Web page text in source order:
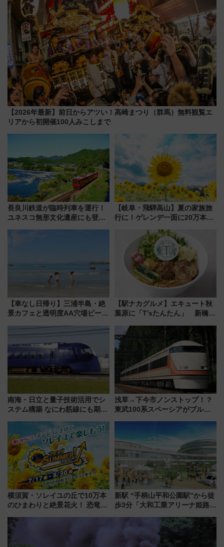
【2026年最新】前日からアツい！高崎まつり（群馬）無料観覧エ
リアから初開催100人みこしまで
長良川鉄道が臨時列車を運行！
ユネスコ無形文化遺産にも登録
に 乗車には予約が必要
【岐阜・飛騨高山】夏の家族旅
行に！ゲレンデ一面に20万本の
アひまわり園」開園
【車なし日帰り】三浦半島・絶
景カフェと透明度AA穴場ビーチ
用してストレスフリー旅へ行こ
【駅ナカグルメ】エキュート秋
葉原に「T’sたんたん」 新橋に
饅」、オムライス専門店「肉と
たまご」新グルメ続々登場！
【2026年8月】
南海・日立と量子技術活用でシ
ステム構築 なにわ筋線にも期待
浅草→下今市ノンストップ！？
東武100系スペーシアがブルー
時刻や特急券の買い方を紹介
横須賀・ソレイユの丘で10万本
のひまわりと絶景花火！ 恐竜や
帰りお出かけ最新情報（2026年
7月17日～開催）
新駅 “手柄山平和公園駅”から徒
歩3分「大和工業アリーナ姫路」
大相撲巡業など 豪華イベントと
アクセス